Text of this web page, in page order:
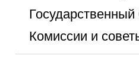
Государственный
Комиссии и